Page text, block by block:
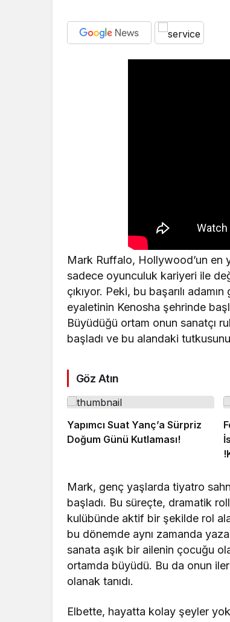
Mark Ruffalo, Hollywood’un en
sadece oyunculuk kariyeri ile
çıkıyor. Peki, bu başarılı
eyaletinin Kenosha şehrinde
Büyüdüğü ortam onun sanatçı
başladı ve bu alandaki
Göz Atın
Yapımcı Suat Yanç’a Sürpriz
Doğum Günü Kutlaması!
Mark, genç yaşlarda tiyatro
başladı. Bu süreçte, dramatik
kulübünde aktif bir şekilde rol
bu dönemde aynı zamanda
sanata aşık bir ailenin çocuğu
ortamda büyüdü. Bu da onun
olanak tanıdı.
Elbette, hayatta kolay şeyler